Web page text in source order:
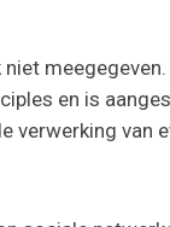
en is
verwerking van